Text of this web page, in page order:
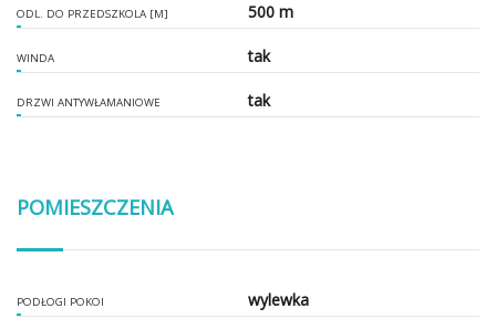
ODL. DO PRZEDSZKOLA [M] 500 m
WINDA tak
DRZWI ANTYWŁAMANIOWE tak
POMIESZCZENIA
PODŁOGI POKOI wylewka